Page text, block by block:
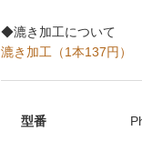
◆漉き加工について
漉き加工（1本137円）
型番